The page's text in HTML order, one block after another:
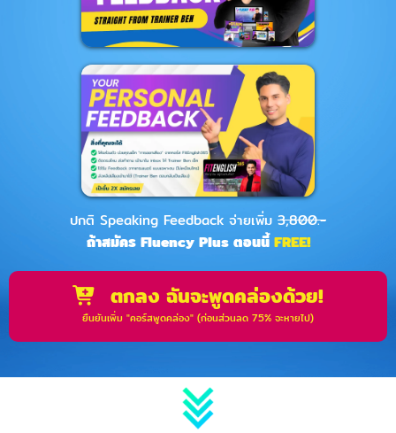
ปกติ Speaking Feedback จ่ายเพิ่ม 3,800.-
ถ้าสมัคร Fluency Plus ตอนนี้ FREE!
ตกลง ฉันจะพูดคล่องด้วย!
ยืนยันเพิ่ม "คอร์สพูดคล่อง" (ก่อนส่วนลด 75% จะหายไป)